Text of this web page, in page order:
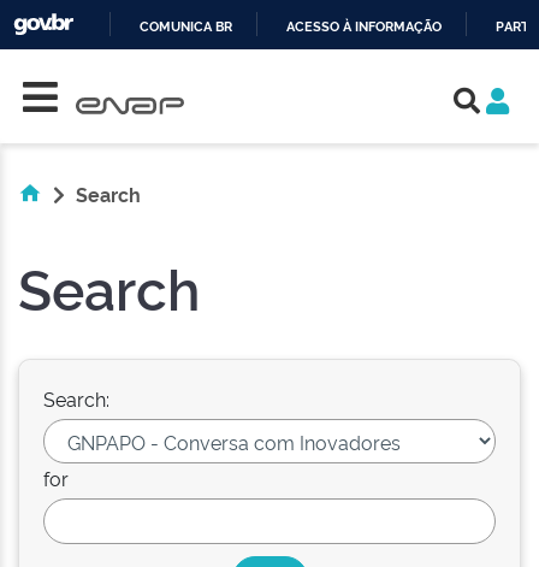
COMUNICA BR ACESSO À INFORMAÇÃO
Search
Search
Search:
for